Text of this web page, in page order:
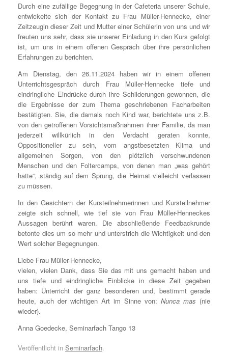
Durch eine zufällige Begegnung in der Cafeteria unserer Schule,
entwickelte sich der Kontakt zu Frau Müller-Hennecke, einer
Zeitzeugin dieser Zeit und Mutter einer Schülerin von uns und wir
freuten uns sehr, dass sie unserer Einladung in den Kurs gefolgt
ist, um uns in einem offenen Gespräch über ihre persönlichen
Erfahrungen zu berichten.
Am Dienstag, den 26.11.2024 haben wir in einem offenen
Unterrichtsgespräch durch Frau Müller-Hennecke tiefe und
eindringliche Eindrücke durch ihre Schilderungen gewonnen, die
die Ergebnisse der zum Thema geschriebenen Facharbeiten
bestätigten. Sie, die damals noch Kind war, berichtete uns z.B.
von den getroffenen Vorsichtsmaßnahmen ihrer Familie, da man
jederzeit willkürlich in den Verdacht geraten konnte,
Oppositioneller zu sein, vom angstbesetzten Klima und
allgemeinen Sorgen, von den plötzlich verschwundenen
Menschen und den Foltercamps, von denen man „was gehört
hatte“, ständig auf dem Sprung, die Heimat vielleicht verlassen
zu müssen.
In den Gesichtern der Kursteilnehmerinnen und Kursteilnehmer
zeigte sich schnell, wie tief sie von Frau Müller-Henneckes
Aussagen berührt waren. Die abschließende Feedbackrunde
betonte dies um so mehr und unterstrich die Wichtigkeit und den
Wert solcher Begegnungen.
Liebe Frau Müller-Hennecke,
vielen, vielen Dank, dass Sie das mit uns gemacht haben und
uns tiefe und eindringliche Einblicke in diese Zeit gegeben
haben: Unterricht der ganz besonderen und, bestimmt gerade
heute, auch der wichtigen Art im Sinne von: Nunca mas (nie
wieder).
Anna Goedecke, Seminarfach Tango 13
Veröffentlicht in Seminarfach.